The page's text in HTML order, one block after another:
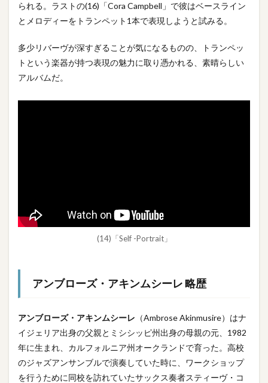
られる。ラストの(16)「Cora Campbell」で彼はベースライン
とメロディーをトランペット1本で表現しようと試みる。
多少リバーヴが深すぎることが気になるものの、トランペッ
トという楽器が持つ表現の魅力に取り憑かれる、素晴らしい
アルバムだ。
(14)「Self -Portrait」
アンブローズ・アキンムシーレ 略歴
アンブローズ・アキンムシーレ （Ambrose Akinmusire）はナ
イジェリア出身の父親とミシシッピ州出身の母親の元、1982
年に生まれ、カルフォルニア州オークランドで育った。高校
のジャズアンサンブルで演奏していた時に、ワークショップ
を行うために同校を訪れていたサックス奏者スティーヴ・コ